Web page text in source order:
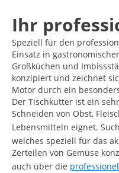
Ihr
Speziell für den
Einsatz in
Großküchen und
konzipiert und zeichnet
Motor durch ein
Der Tischkutter ist ein
Schneiden von Obst,
Lebensmitteln eignet.
welches speziell für das
Zerteilen von Gemüse
auch über die